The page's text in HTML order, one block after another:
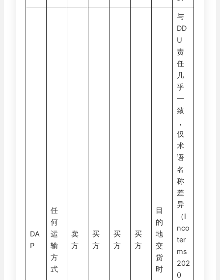
DA
P
任
何
运
输
方
式
卖
方
买
方
买
方
买
方
目
的
地
交
货
时
与
DD
U
责
任
几
乎
一
致
，
仅
术
语
名
称
差
异
（I
nco
ter
ms
202
0